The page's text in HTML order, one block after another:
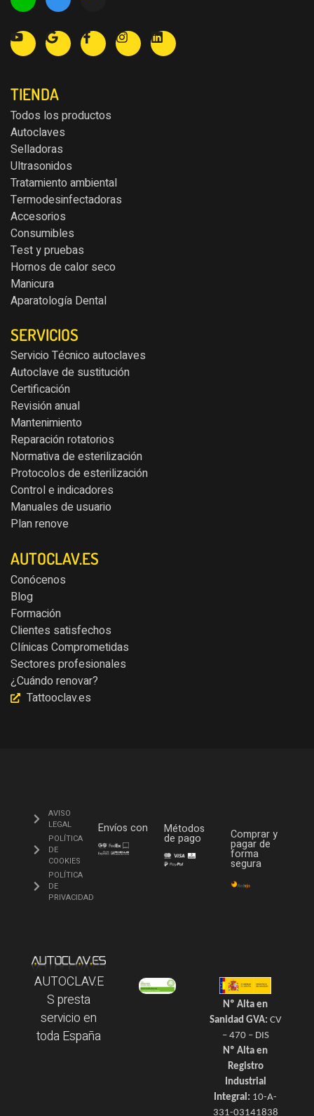
TIENDA
Todos los productos
Autoclaves
Selladoras
Ultrasonidos
Tratamiento ambiental
Termodesinfectadoras
Accesorios
Consumibles
Test y pruebas
Hornos de calor seco
Manicura
Aparatología Dental
SERVICIOS
Servicio Técnico autoclaves
Autoclave de sustitución
Certificación
Revisión anual
Mantenimiento
Reparación rotatorios
Normativa de esterilización
Protocolos de esterilización
Control e indicadores
Manuales de usuario
Plan renove
AUTOCLAV.ES
Conócenos
Blog
Formación
Clientes satisfechos
Clínicas Comprometidas
Sectores profesionales
¿Cuándo renovar?
Tattooclav.es
AVISO
LEGAL
POLÍTICA
DE
COOKIES
POLÍTICA
DE
PRIVACIDAD
Envíos con Métodos
de pago Comprar y
pagar de
forma
segura
AUTOCLAV.E
S presta
servicio en
toda España
Nº Alta en
Sanidad GVA: CV
– 470 – DIS
Nº Alta en
Registro
Industrial
Integral: 10-A-
331-03141838